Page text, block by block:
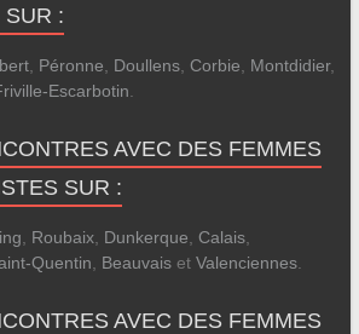
SUR :
, Péronne Doullens, Corbie Montdidier,
Escarbotin
AVEC DES FEMMES
SUR :
Roubaix, Dunkerque Calais,
Quentin Beauvaiset Valenciennes.
AVEC DES FEMMES